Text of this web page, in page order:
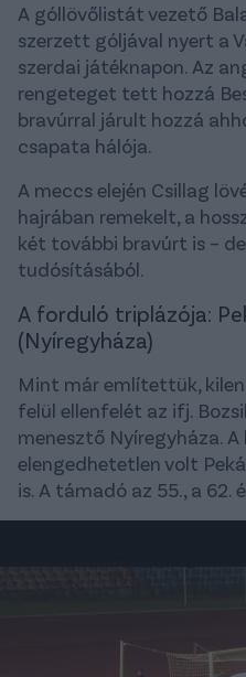
A góllövőlistát vezető
szerzett góljával nyert a
szerdai játéknapon. Az
rengeteget tett hozzá
bravúrral járult hozzá
csapata hálója.
A meccs elején Csillag
hajrában remekelt, a
két további bravúrt is –
tudósításából.
A forduló triplázója:
(Nyíregyháza)
Mint már említettük,
felül ellenfelét az ifj.
menesztő Nyíregyháza.
elengedhetetlen volt
is. A támadó az 55., a 62.